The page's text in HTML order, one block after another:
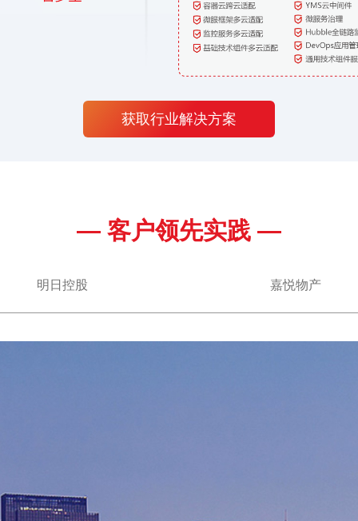
获取行业解决方案
— 客户领先实践 —
明日控股 嘉悦物产